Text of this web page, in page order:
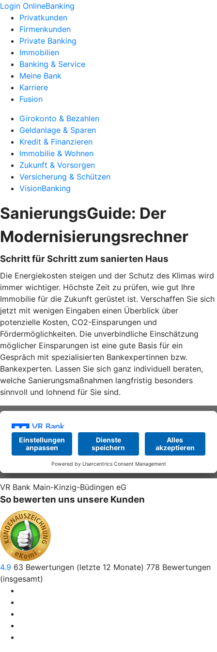
Login OnlineBanking
Privatkunden
Firmenkunden
Private Banking
Immobilien
Banking & Service
Meine Bank
Karriere
Fusion
Girokonto & Bezahlen
Geldanlage & Sparen
Kredit & Finanzieren
Immobilie & Wohnen
Zukunft & Vorsorgen
Versicherung & Schützen
VisionBanking
SanierungsGuide: Der
Modernisierungsrechner
Schritt für Schritt zum sanierten Haus
Die Energiekosten steigen und der Schutz des Klimas wird
immer wichtiger. Höchste Zeit zu prüfen, wie gut Ihre
Immobilie für die Zukunft gerüstet ist. Verschaffen Sie sich
jetzt mit wenigen Eingaben einen Überblick über
potenzielle Kosten, CO2-Einsparungen und
Fördermöglichkeiten. Die unverbindliche Einschätzung
möglicher Einsparungen ist eine gute Basis für ein
Gespräch mit spezialisierten Bankexpertinnen bzw.
Bankexperten. Lassen Sie sich ganz individuell beraten,
welche Sanierungsmaßnahmen langfristig besonders
sinnvoll und lohnend für Sie sind.
VR Bank Main-Kinzig-Büdingen eG
So bewerten uns unsere Kunden
4.9 63 Bewertungen (letzte 12 Monate) 778 Bewertungen
(insgesamt)